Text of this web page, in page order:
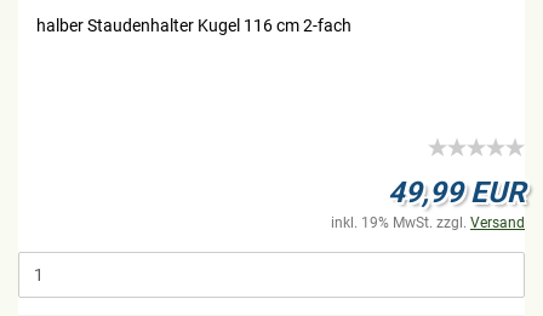
hal­ber Stau­den­hal­ter Kugel 116 cm 2-​fach
49,99 EUR
inkl. 19% MwSt. zzgl. Versand